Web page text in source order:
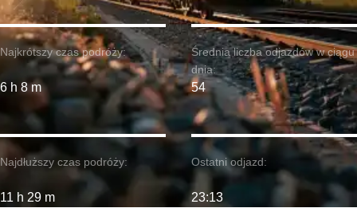
Najkrótszy czas podróży:
6 h 8 m
Najdłuższy czas podróży:
11 h 29 m
Średnia liczba odjazdów w ciągu
dnia:
54
Ostatni odjazd:
23:13